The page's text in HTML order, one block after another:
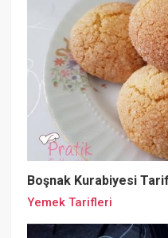
Boşnak Kurabiyesi
Yemek Tarifleri